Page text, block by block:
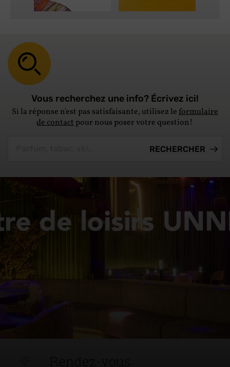
Vous recherchez une info? Écrivez ici!
Si la réponse n'est pas satisfaisante, utilisez leformulaire
de contactpour nous poser votre question!